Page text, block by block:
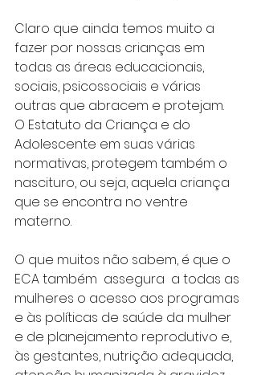
Claro que ainda temos muito a
fazer por nossas crianças em
todas as áreas educacionais,
sociais, psicossociais e várias
outras que abracem e protejam.
O Estatuto da Criança e do
Adolescente em suas várias
normativas, protegem também o
nascituro, ou seja, aquela criança
que se encontra no ventre
materno.
O que muitos não sabem, é que o
ECA também  assegura  a todas as
mulheres o acesso aos programas
e às políticas de saúde da mulher
e de planejamento reprodutivo e,
às gestantes, nutrição adequada,